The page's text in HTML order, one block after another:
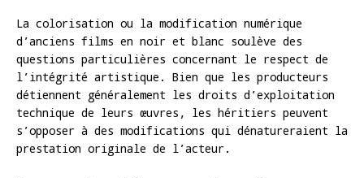
La colorisation ou la modification numérique
d’anciens films en noir et blanc soulève des
questions particulières concernant le respect de
l’intégrité artistique. Bien que les producteurs
détiennent généralement les droits d’exploitation
technique de leurs œuvres, les héritiers peuvent
s’opposer à des modifications qui dénatureraient la
prestation originale de l’acteur.